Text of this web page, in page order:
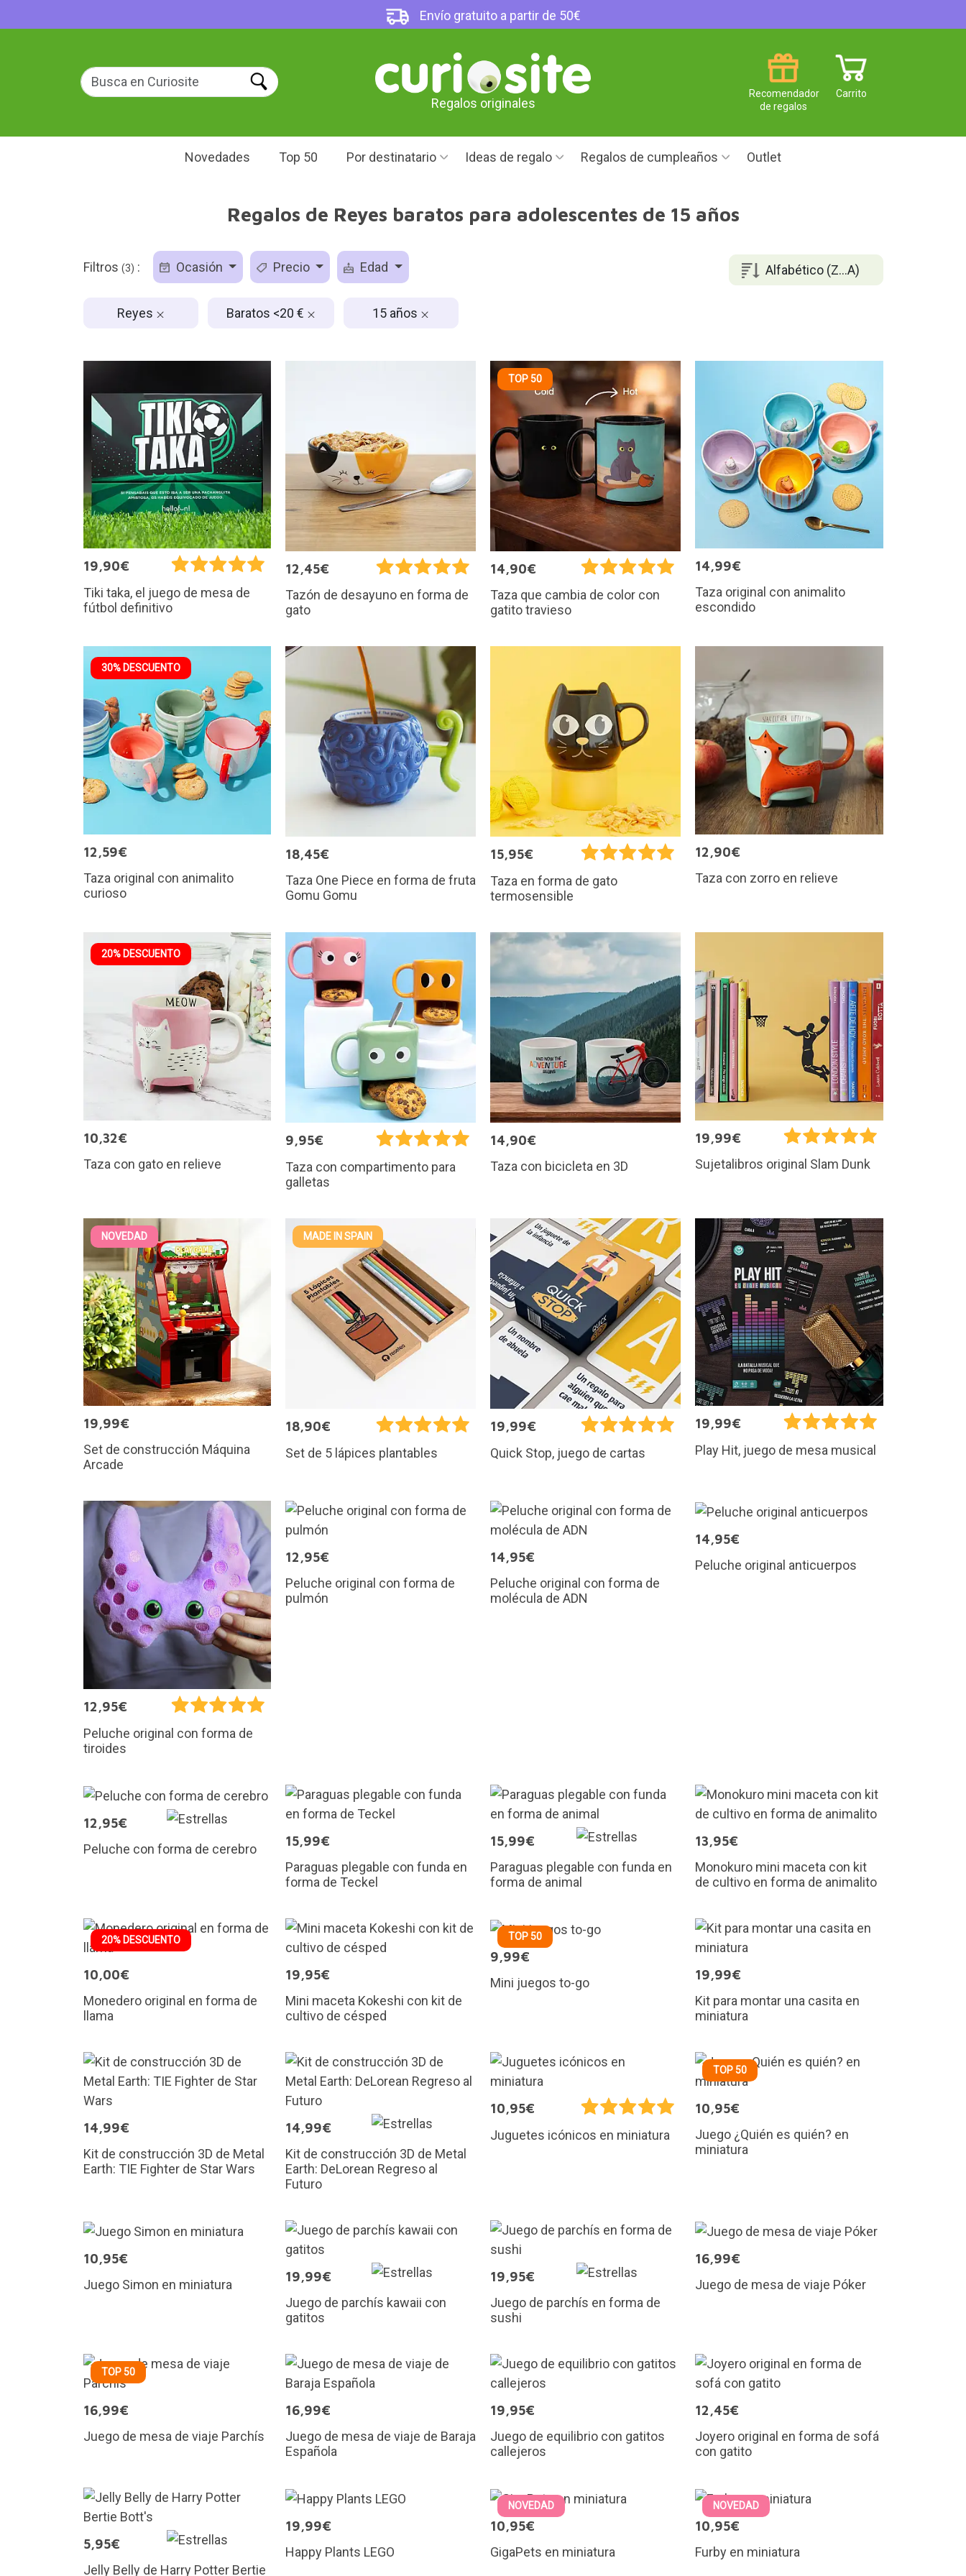
Envío gratuito a partir de 50€
Regalos originales
Carrito
Recomendador
de regalos
Novedades Top 50 Por destinatario Ideas de regalo Regalos de cumpleaños Outlet
Regalos de Reyes baratos para adolescentes de 15 años
Alfabético (Z...A)
Filtros (3) : Ocasión Precio Edad
Reyes Baratos <20 € 15 años
19,90€
Tiki taka, el juego de mesa de
fútbol definitivo
12,45€
Tazón de desayuno en forma de
gato
TOP 50
14,90€
Taza que cambia de color con
gatito travieso
14,99€
Taza original con animalito
escondido
30% DESCUENTO
12,59€
Taza original con animalito
curioso
18,45€
Taza One Piece en forma de fruta
Gomu Gomu
15,95€
Taza en forma de gato
termosensible
12,90€
Taza con zorro en relieve
20% DESCUENTO
10,32€
Taza con gato en relieve
9,95€
Taza con compartimento para
galletas
14,90€
Taza con bicicleta en 3D
19,99€
Sujetalibros original Slam Dunk
NOVEDAD
19,99€
Set de construcción Máquina
Arcade
MADE IN SPAIN
18,90€
Set de 5 lápices plantables
19,99€
Quick Stop, juego de cartas
19,99€
Play Hit, juego de mesa musical
12,95€
Peluche original con forma de
tiroides
12,95€
Peluche original con forma de
pulmón
14,95€
Peluche original con forma de
molécula de ADN
14,95€
Peluche original anticuerpos
12,95€
Peluche con forma de cerebro
15,99€
Paraguas plegable con funda en
forma de Teckel
15,99€
Paraguas plegable con funda en
forma de animal
13,95€
Monokuro mini maceta con kit
de cultivo en forma de animalito
20% DESCUENTO
10,00€
Monedero original en forma de
llama
19,95€
Mini maceta Kokeshi con kit de
cultivo de césped
TOP 50
9,99€
Mini juegos to-go
19,99€
Kit para montar una casita en
miniatura
14,99€
Kit de construcción 3D de Metal
Earth: TIE Fighter de Star Wars
14,99€
Kit de construcción 3D de Metal
Earth: DeLorean Regreso al
Futuro
10,95€
Juguetes icónicos en miniatura
TOP 50
10,95€
Juego ¿Quién es quién? en
miniatura
10,95€
Juego Simon en miniatura
19,99€
Juego de parchís kawaii con
gatitos
19,95€
Juego de parchís en forma de
sushi
16,99€
Juego de mesa de viaje Póker
TOP 50
16,99€
Juego de mesa de viaje Parchís
16,99€
Juego de mesa de viaje de Baraja
Española
19,95€
Juego de equilibrio con gatitos
callejeros
12,45€
Joyero original en forma de sofá
con gatito
5,95€
Jelly Belly de Harry Potter Bertie
19,99€
Happy Plants LEGO
NOVEDAD
10,95€
GigaPets en miniatura
NOVEDAD
10,95€
Furby en miniatura